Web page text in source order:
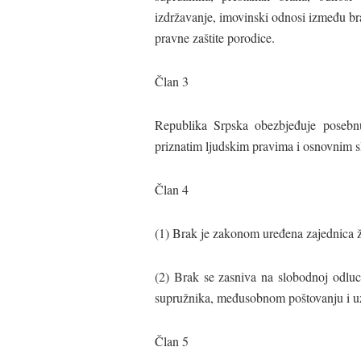
izdržavanje, imovinski odnosi između
pravne zaštite porodice.
Član 3
Republika Srpska obezbjeđuje
priznatim ljudskim pravima i osnovnim
Član 4
(1) Brak je zakonom uređena zajednica
(2) Brak se zasniva na slobodnoj
supružnika, međusobnom poštovanju i
Član 5